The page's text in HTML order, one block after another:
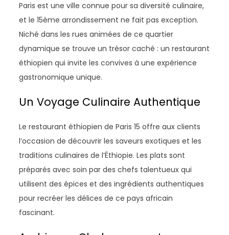
Paris est une ville connue pour sa diversité culinaire,
et le 15ème arrondissement ne fait pas exception.
Niché dans les rues animées de ce quartier
dynamique se trouve un trésor caché : un restaurant
éthiopien qui invite les convives à une expérience
gastronomique unique.
Un Voyage Culinaire Authentique
Le restaurant éthiopien de Paris 15 offre aux clients
l’occasion de découvrir les saveurs exotiques et les
traditions culinaires de l’Éthiopie. Les plats sont
préparés avec soin par des chefs talentueux qui
utilisent des épices et des ingrédients authentiques
pour recréer les délices de ce pays africain
fascinant.